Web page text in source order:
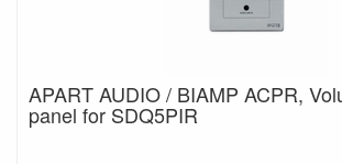
APART AUDIO / BIAMP ACPR,
panel for SDQ5PIR